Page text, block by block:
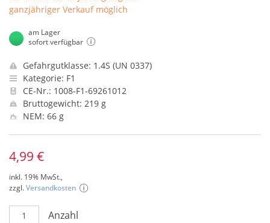
ganzjähriger Verkauf möglich
am Lager
sofort verfügbar
Gefahrgutklasse: 1.4S (UN 0337)
Kategorie: F1
CE-Nr.: 1008-F1-69261012
Bruttogewicht: 219 g
NEM: 66 g
4,99 €
inkl. 19% MwSt.,
zzgl.Versandkosten
Anzahl